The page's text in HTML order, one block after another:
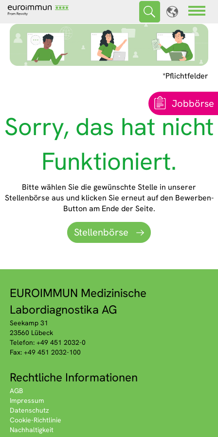
Jobbörse
*Pflichtfelder
Sorry, das hat nicht
Funktioniert.
Bitte wählen Sie die gewünschte Stelle in unserer
Stellenbörse aus und klicken Sie erneut auf den Bewerben-
Button am Ende der Seite.
Stellenbörse
EUROIMMUN Medizinische
Labordiagnostika AG
Seekamp 31
23560 Lübeck
Telefon: +49 451 2032-0
Fax: +49 451 2032-100
Rechtliche Informationen
AGB
Impressum
Datenschutz
Cookie-Richtlinie
Nachhaltigkeit